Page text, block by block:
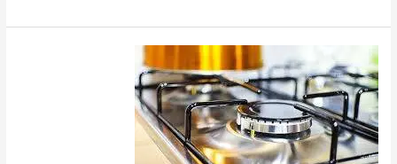
افران
بظهران
الجنوب
0536829510